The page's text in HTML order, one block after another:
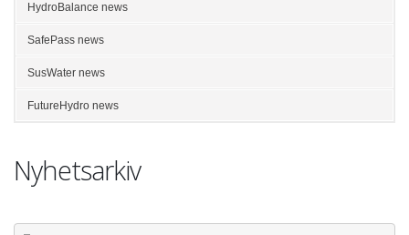
HydroBalance news
SafePass news
SusWater news
FutureHydro news
Nyhetsarkiv